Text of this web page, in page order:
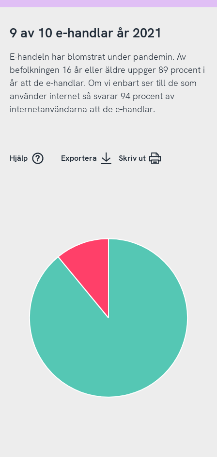
9 av 10 e-handlar år 2021
E-handeln har blomstrat under pandemin. Av
befolkningen 16 år eller äldre uppger 89 procent i
år att de e-handlar. Om vi enbart ser till de som
använder internet så svarar 94 procent av
internetanvändarna att de e-handlar.
Hjälp Exportera Skriv ut